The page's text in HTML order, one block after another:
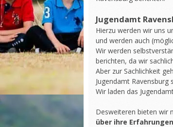
Jugendamt
Hierzu werden wir uns
und werden auch
Wir werden
berichten, da wir
Aber zur Sachlichkeit
Jugendamt
Wir laden das
Desweiteren bieten wir
über ihre